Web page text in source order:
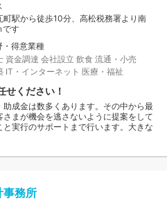
町駅から徒歩10分、高松税務署より南
です
・得意業種
資金調達 会社設立 飲食 流通・小売
IT・インターネット 医療・福祉
せください！
成金は数多くあります。その中から最
まが機会を逃さないように提案をして
実行のサポートまで行います。大きな
事務所